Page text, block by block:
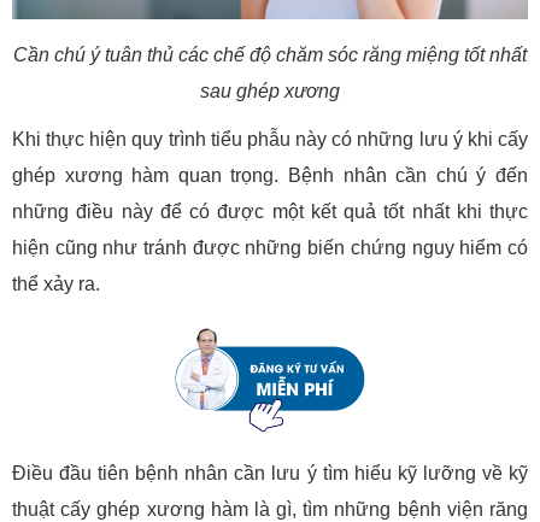
Cần chú ý tuân thủ các chế độ chăm sóc răng miệng tốt nhất
sau ghép xương
Khi thực hiện quy trình tiểu phẫu này có những lưu ý khi cấy
ghép xương hàm quan trọng. Bệnh nhân cần chú ý đến
những điều này để có được một kết quả tốt nhất khi thực
hiện cũng như tránh được những biến chứng nguy hiểm có
thể xảy ra.
Điều đầu tiên bệnh nhân cần lưu ý tìm hiểu kỹ lưỡng về kỹ
thuật cấy ghép xương hàm là gì, tìm những bệnh viện răng